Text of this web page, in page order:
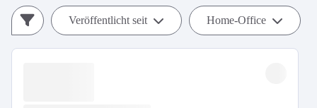
Veröffentlicht seit Home-Office